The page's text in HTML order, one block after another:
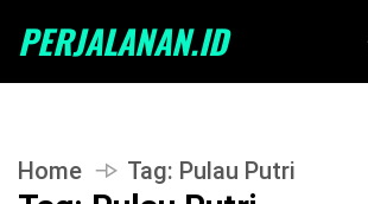
PERJALANAN.ID
Home Tag: Pulau Putri